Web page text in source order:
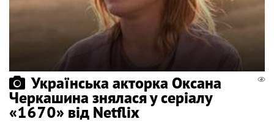
Українська акторка Оксана
Черкашина знялася у серіалу
«1670» від Netflix